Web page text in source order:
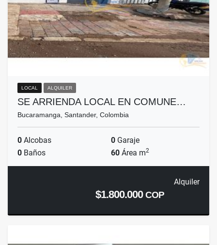
LOCAL ALQUILER
SE ARRIENDA LOCAL EN COMUNE…
Bucaramanga, Santander, Colombia
0 Alcobas 0 Garaje
0 Baños 60 Área m2
Alquiler
$1.800.000COP